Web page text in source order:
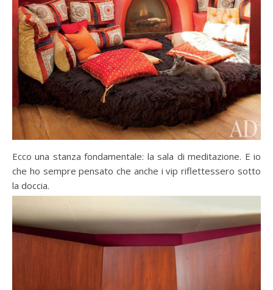
Ecco una stanza fondamentale: la sala di meditazione. E io
che ho sempre pensato che anche i vip riflettessero sotto
la doccia.